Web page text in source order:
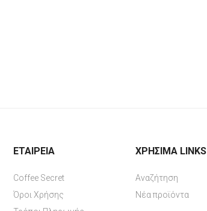
ΕΤΑΙΡΕΊΑ
Coffee Secret
Όροι Χρήσης
ΧΡΉΣΙΜΑ LINKS
Αναζήτηση
Νέα προϊόντα